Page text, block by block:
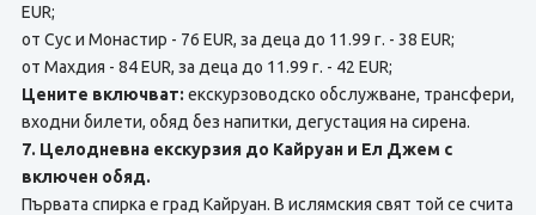
EUR;
от Сус и Монастир - 76 EUR, за деца до 11.99 г. - 38 EUR;
от Махдия - 84 EUR, за деца до 11.99 г. - 42 EUR;
Цените включват: екскурзоводско обслужване, трансфери,
входни билети, обяд без напитки, дегустация на сирена.
7. Целодневна екскурзия до Кайруан и Ел Джем с
включен обяд.
Първата спирка е град Кайруан. В ислямския свят той се счита